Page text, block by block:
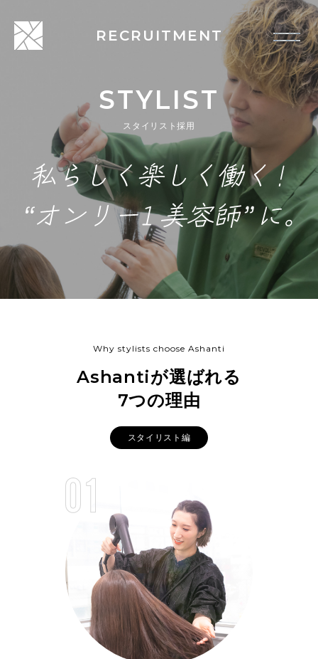
RECRUITMENT
STYLIST
スタイリスト採用
Why stylists choose Ashanti
Ashantiが選ばれる
7つの理由
スタイリスト編